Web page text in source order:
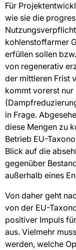
Für
wie sie die
kohlenstoffarmer
erfüllen sollen
von regenerativ
der mittleren Frist
kommt vorerst
in Frage.
diese Mengen zu
Betrieb EU-
Blick auf die
gegenüber
außerhalb eines
Von daher geht
von der EU-
positiver Impuls
aus. Vielmehr
werden, welche